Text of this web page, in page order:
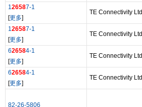
126587-1
[更多]
TE Connectivity Ltd
126587-1
[更多]
TE Connectivity Ltd
626584-1
[更多]
TE Connectivity Ltd
626584-1
[更多]
TE Connectivity Ltd
82-26-5806